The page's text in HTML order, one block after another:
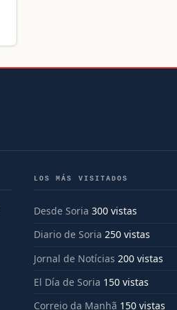
LOS MÁS VISITADOS
Desde Soria 300 vistas
Diario de Soria 250 vistas
Jornal de Notícias 200 vistas
El Día de Soria 150 vistas
Correio da Manhã 150 vistas